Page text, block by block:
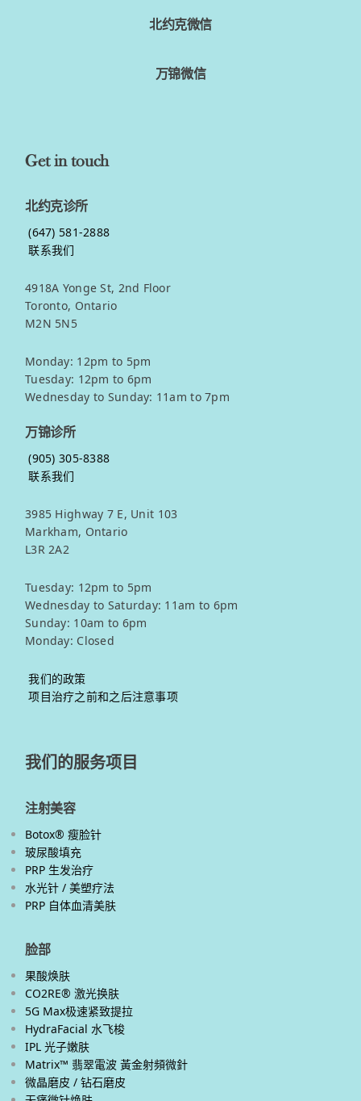
北约克微信
万锦微信
Get in touch
北约克诊所
(647) 581-2888
联系我们
4918A Yonge St, 2nd Floor
Toronto, Ontario
M2N 5N5
Monday: 12pm to 5pm
Tuesday: 12pm to 6pm
Wednesday to Sunday: 11am to 7pm
万锦诊所
(905) 305-8388
联系我们
3985 Highway 7 E, Unit 103
Markham, Ontario
L3R 2A2
Tuesday: 12pm to 5pm
Wednesday to Saturday: 11am to 6pm
Sunday: 10am to 6pm
Monday: Closed
我们的政策
项目治疗之前和之后注意事项
我们的服务项目
注射美容
Botox® 瘦脸针
玻尿酸填充
PRP 生发治疗
水光针 / 美塑疗法
PRP 自体血清美肤
脸部
果酸焕肤
CO2RE® 激光换肤
5G Max极速紧致提拉
HydraFacial 水飞梭
IPL 光子嫩肤
Matrix™ 翡翠電波 黃金射頻微針
微晶磨皮 / 钻石磨皮